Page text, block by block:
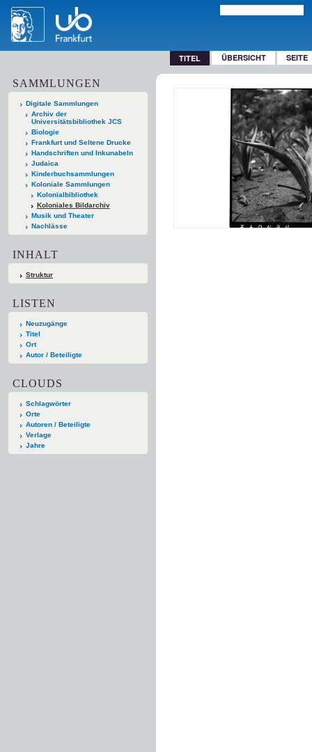
TITEL ÜBERSICHT SEITE
SAMMLUNGEN
Digitale Sammlungen
Archiv der
Universitätsbibliothek JCS
Biologie
Frankfurt und Seltene Drucke
Handschriften und Inkunabeln
Judaica
Kinderbuchsammlungen
Koloniale Sammlungen
Kolonialbibliothek
Koloniales Bildarchiv
Musik und Theater
Nachlässe
INHALT
Struktur
LISTEN
Neuzugänge
Titel
Ort
Autor / Beteiligte
CLOUDS
Schlagwörter
Orte
Autoren / Beteiligte
Verlage
Jahre